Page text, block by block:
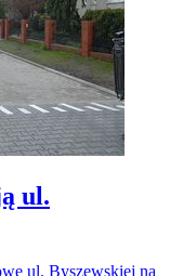
ul.
ul. Byszewskiej na